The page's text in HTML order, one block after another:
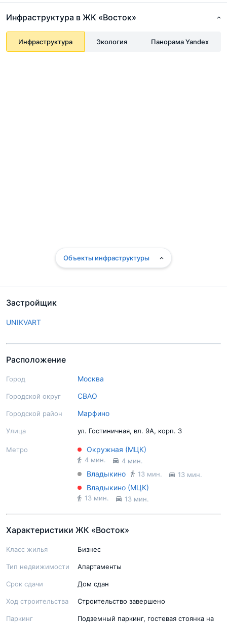
Застройщик
UNIKVART
Расположение
Город Москва
Городской округ СВАО
Городской район Марфино
Улица ул. Гостиничная, вл. 9А, корп. 3
Метро Окружная (МЦК)
4 мин. 4 мин.
Владыкино 13 мин. 13 мин.
Владыкино (МЦК)
13 мин. 13 мин.
Характеристики ЖК «Восток»
Класс жилья Бизнес
Тип недвижимости Апартаменты
Срок сдачи Дом сдан
Ход строительства Строительство завершено
Паркинг
Подземный паркинг, гостевая стоянка на
Инфраструктура в ЖК «Восток»
Инфраструктура Экология Панорама Yandex
Объекты инфраструктуры